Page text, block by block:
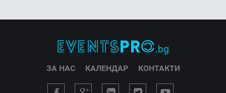
ЗА НАС КАЛЕНДАР КОНТАКТИ